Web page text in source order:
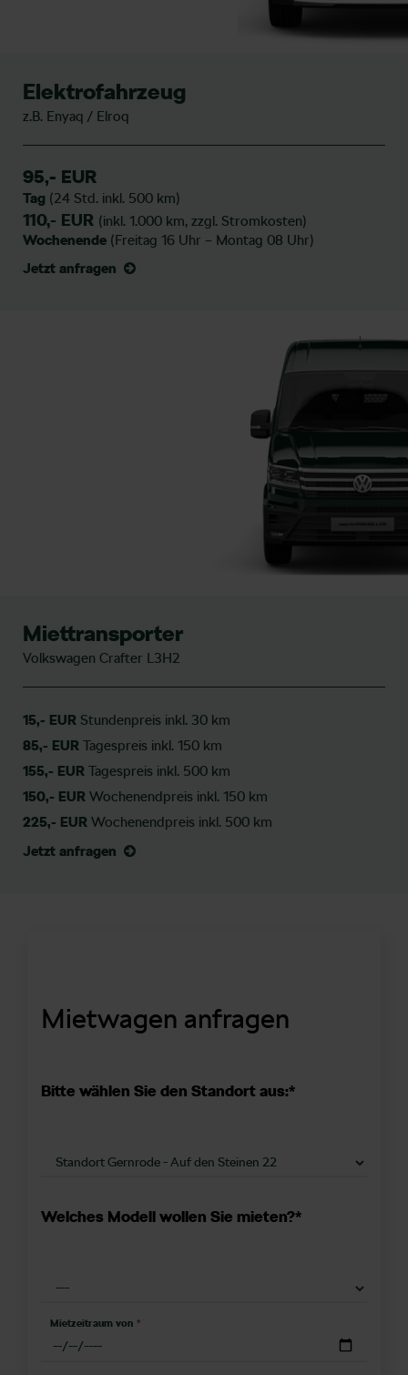
Elektrofahrzeug
z.B. Enyaq / Elroq
95,- EUR
Tag (24 Std. inkl. 500 km)
110,- EUR (inkl. 1.000 km, zzgl. Stromkosten)
Wochenende (Freitag 16 Uhr – Montag 08 Uhr)
Jetzt anfragen
Miettransporter
Volkswagen Crafter L3H2
15,- EUR Stundenpreis inkl. 30 km
85,- EUR Tagespreis inkl. 150 km
155,- EUR Tagespreis inkl. 500 km
150,- EUR Wochenendpreis inkl. 150 km
225,- EUR Wochenendpreis inkl. 500 km
Jetzt anfragen
Mietwagen anfragen
Bitte wählen Sie den Standort aus:*
Welches Modell wollen Sie mieten?*
Mietzeitraum von *